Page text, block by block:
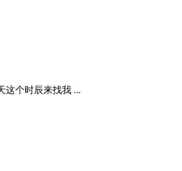
这个时辰来找我 ...